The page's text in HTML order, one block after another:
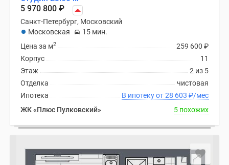
5 970 800 ₽
Санкт-Петербург, Московский
Московская
15 мин.
259 600 ₽
Цена за м2
11
Корпус
2 из 5
Этаж
чистовая
Отделка
В ипотеку от 28 603 ₽/мес
Ипотека
ЖК «Плюс Пулковский»
5 похожих